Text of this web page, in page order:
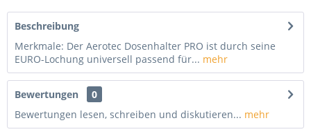
Beschreibung
Merkmale: Der Aerotec Dosenhalter PRO ist durch seine
EURO-Lochung universell passend für... mehr
Bewertungen
0
Bewertungen lesen, schreiben und diskutieren... mehr